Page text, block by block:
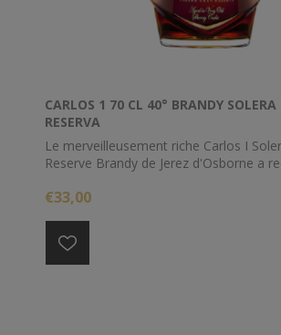
CARLOS 1 70 CL 40° BRANDY SOLERA
RESERVA
Le merveilleusement riche Carlos I
Reserve Brandy de Jerez d'Osborne a
Un bon digestif...
€33,00